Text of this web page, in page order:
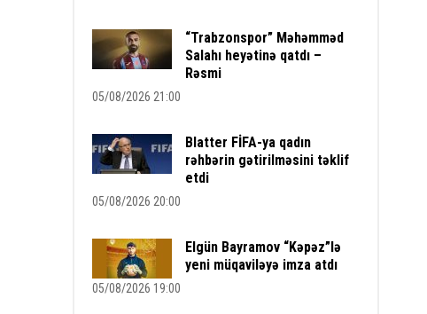
“Trabzonspor” Məhəmməd
Salahı heyətinə qatdı –
Rəsmi
05/08/2026 21:00
Blatter FİFA-ya qadın
rəhbərin gətirilməsini təklif
etdi
05/08/2026 20:00
Elgün Bayramov “Kəpəz”lə
yeni müqaviləyə imza atdı
05/08/2026 19:00